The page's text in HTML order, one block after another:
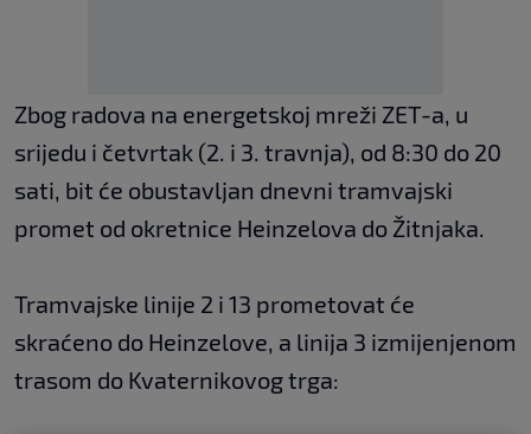
Zbog radova na energetskoj mreži ZET-a, u
srijedu i četvrtak (2. i 3. travnja), od 8:30 do 20
sati, bit će obustavljan dnevni tramvajski
promet od okretnice Heinzelova do Žitnjaka.
Tramvajske linije 2 i 13 prometovat će
skraćeno do Heinzelove, a linija 3 izmijenjenom
trasom do Kvaternikovog trga: